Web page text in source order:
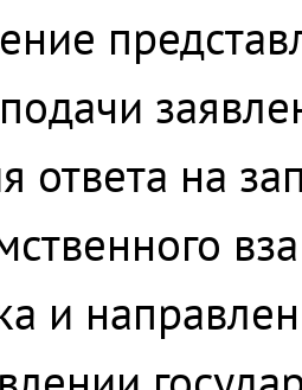
ответа на
и